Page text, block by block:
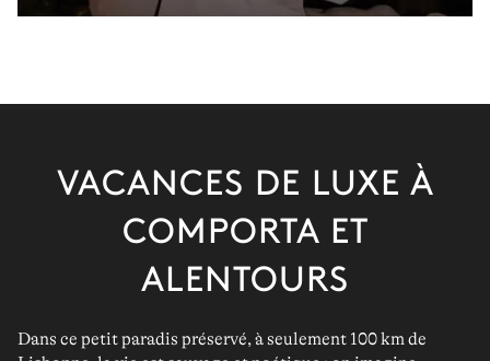
VACANCES DE LUXE À
COMPORTA ET
ALENTOURS
Dans ce petit paradis préservé, à seulement 100 km de